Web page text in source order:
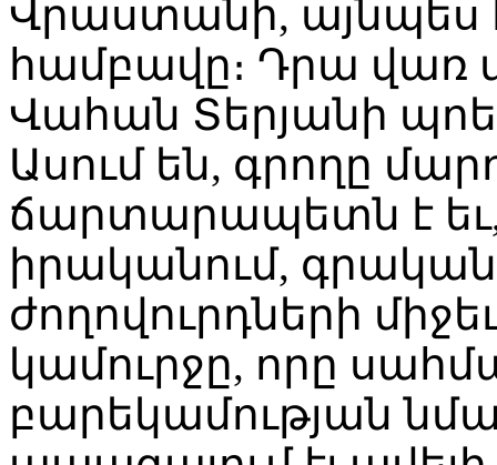
Վրաստանի, այնպես
համբավը։ Դրա վառ
Վահան Տերյանի
Ասում են, գրողը
ճարտարապետն է եւ,
իրականում,
ժողովուրդների
կամուրջը, որը
բարեկամության